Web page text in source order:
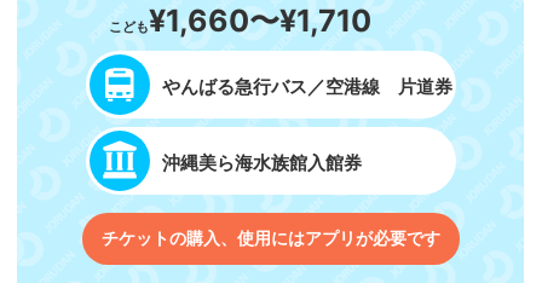
こども¥1,660〜¥1,710
やんばる急行バス／空港線 片道券
沖縄美ら海水族館入館券
チケットの購入、使用にはアプリが必要です